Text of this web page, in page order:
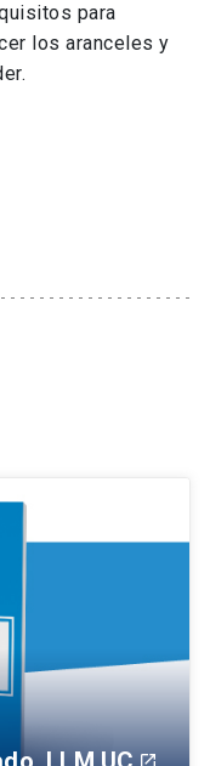
para
los aranceles y
launch